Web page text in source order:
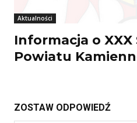
Aktualności
Informacja o XXX
Powiatu
ZOSTAW ODPOWIEDŹ